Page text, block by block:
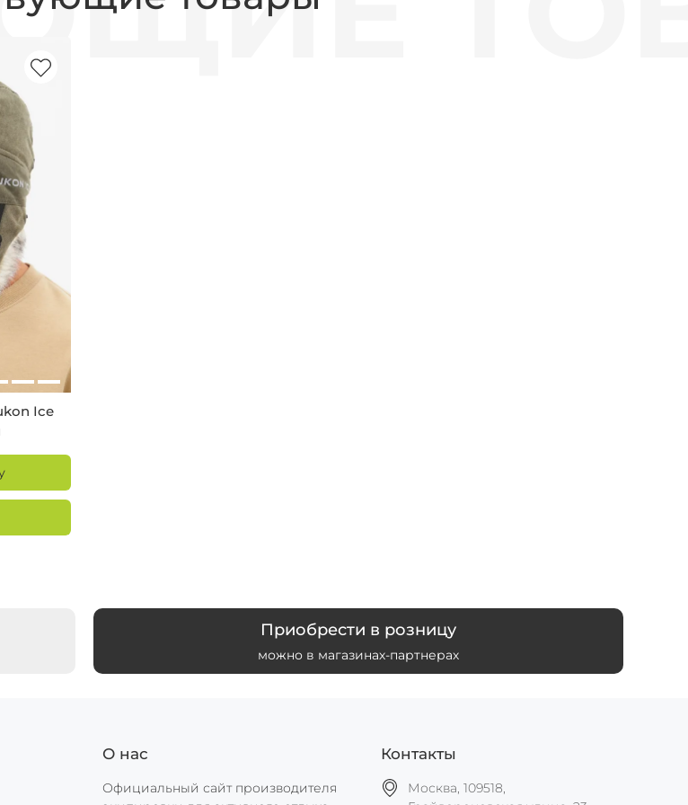
Ice
Приобрести в розницу
можно в магазинах-партнерах
О нас
Официальный сайт производителя
Контакты
Москва, 109518,